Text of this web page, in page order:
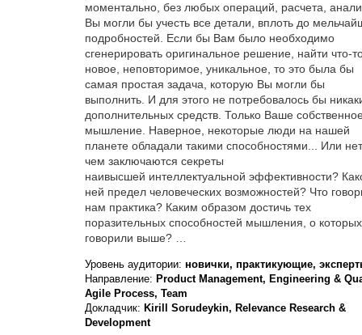
моментально, без любых операций, расчета,
Вы могли бы учесть все детали, вплоть до
подробностей. Если бы Вам было необходимо
сгенерировать оригинальное решение, найти что-
новое, неповторимое, уникальное, то это была бы
самая простая задача, которую Вы могли бы
выполнить. И для этого не потребовалось бы
дополнительных средств. Только Ваше
мышление. Наверное, некоторые люди на нашей
планете обладали такими способностями... Или
чем заключаются секреты
наивысшей интеллектуальной эффективности?
ней предел человеческих возможностей? Что
нам практика? Каким образом достичь тех
поразительных способностей мышления, о
говорили выше? …
Уровень аудитории:новички, практикующие,
Направление: Product Management, Engineering &
Agile Process, Team
Докладчик: Kirill Sorudeykin, Relevance Research &
Development